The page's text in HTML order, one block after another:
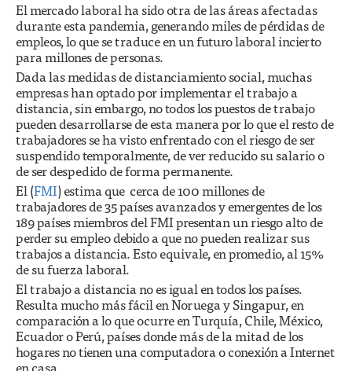
El mercado laboral ha sido otra de las áreas afectadas
durante esta pandemia, generando miles de pérdidas de
empleos, lo que se traduce en un futuro laboral incierto
para millones de personas.
Dada las medidas de distanciamiento social, muchas
empresas han optado por implementar el trabajo a
distancia, sin embargo, no todos los puestos de trabajo
pueden desarrollarse de esta manera por lo que el resto de
trabajadores se ha visto enfrentado con el riesgo de ser
suspendido temporalmente, de ver reducido su salario o
de ser despedido de forma permanente.
El (FMI) estima que cerca de 100 millones de
trabajadores de 35 países avanzados y emergentes de los
189 países miembros del FMI presentan un riesgo alto de
perder su empleo debido a que no pueden realizar sus
trabajos a distancia. Esto equivale, en promedio, al 15%
de su fuerza laboral.
El trabajo a distancia no es igual en todos los países.
Resulta mucho más fácil en Noruega y Singapur, en
comparación a lo que ocurre en Turquía, Chile, México,
Ecuador o Perú, países donde más de la mitad de los
hogares no tienen una computadora o conexión a Internet